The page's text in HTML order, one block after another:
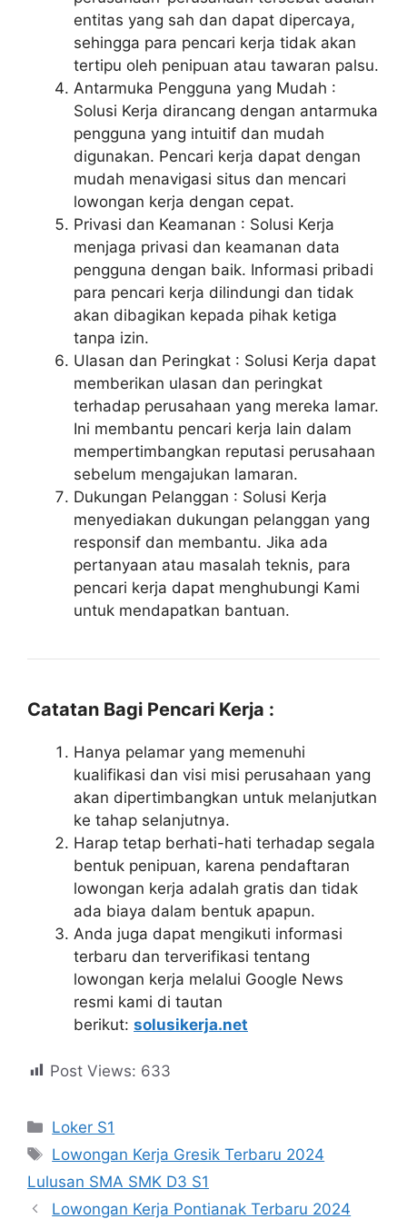
entitas yang sah dan dapat dipercaya,
sehingga para pencari kerja tidak akan
tertipu oleh penipuan atau tawaran palsu.
Antarmuka Pengguna yang Mudah :
Solusi Kerja dirancang dengan antarmuka
pengguna yang intuitif dan mudah
digunakan. Pencari kerja dapat dengan
mudah menavigasi situs dan mencari
lowongan kerja dengan cepat.
Privasi dan Keamanan : Solusi Kerja
menjaga privasi dan keamanan data
pengguna dengan baik. Informasi pribadi
para pencari kerja dilindungi dan tidak
akan dibagikan kepada pihak ketiga
tanpa izin.
Ulasan dan Peringkat : Solusi Kerja dapat
memberikan ulasan dan peringkat
terhadap perusahaan yang mereka lamar.
Ini membantu pencari kerja lain dalam
mempertimbangkan reputasi perusahaan
sebelum mengajukan lamaran.
Dukungan Pelanggan : Solusi Kerja
menyediakan dukungan pelanggan yang
responsif dan membantu. Jika ada
pertanyaan atau masalah teknis, para
pencari kerja dapat menghubungi Kami
untuk mendapatkan bantuan.
Catatan Bagi Pencari Kerja :
Hanya pelamar yang memenuhi
kualifikasi dan visi misi perusahaan yang
akan dipertimbangkan untuk melanjutkan
ke tahap selanjutnya.
Harap tetap berhati-hati terhadap segala
bentuk penipuan, karena pendaftaran
lowongan kerja adalah gratis dan tidak
ada biaya dalam bentuk apapun.
Anda juga dapat mengikuti informasi
terbaru dan terverifikasi tentang
lowongan kerja melalui Google News
resmi kami di tautan
berikut: solusikerja.net
Post Views: 633
Kategori
Loker S1
Tag
Lowongan Kerja Gresik Terbaru 2024
Lulusan SMA SMK D3 S1
Lowongan Kerja Pontianak Terbaru 2024